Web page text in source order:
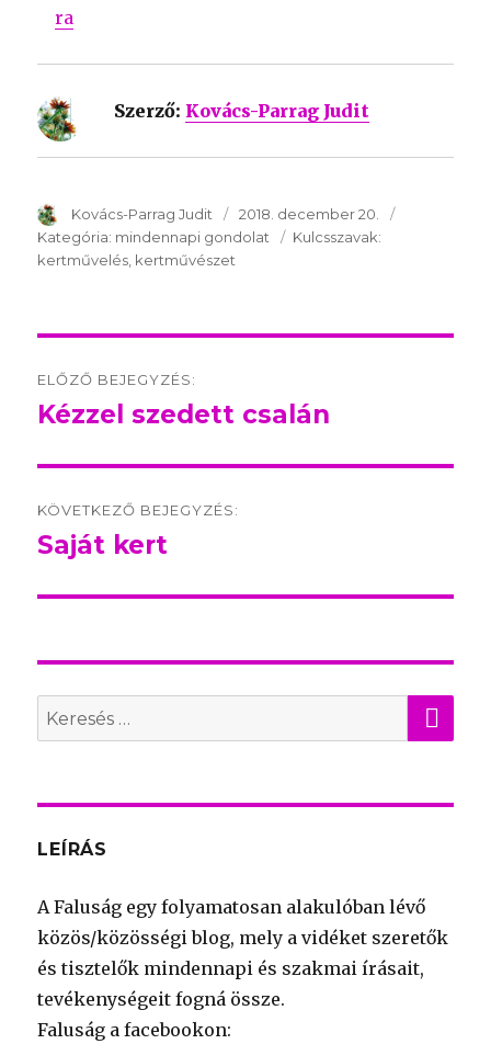
ra
Szerző: Kovács-Parrag Judit
SzerzÅ
Kovács-Parrag Judit Közzétéve:
2018. december 20.
Kategória: Kategória:
mindennapi gondolat Kulcsszavak:
kertművelés kertművészet
navigation
ELŐZŐ BEJEGYZÉS:
Előző
Kézzel szedett csalán
KÖVETKEZŐ BEJEGYZÉS:
Következő
Saját kert
Search
for:
LEÍRÁS
A Faluság egy folyamatosan alakulóban lévő
közös/közösségi blog, mely a vidéket szeretők
és tisztelők mindennapi és szakmai írásait,
tevékenységeit fogná össze.
Faluság a facebookon: